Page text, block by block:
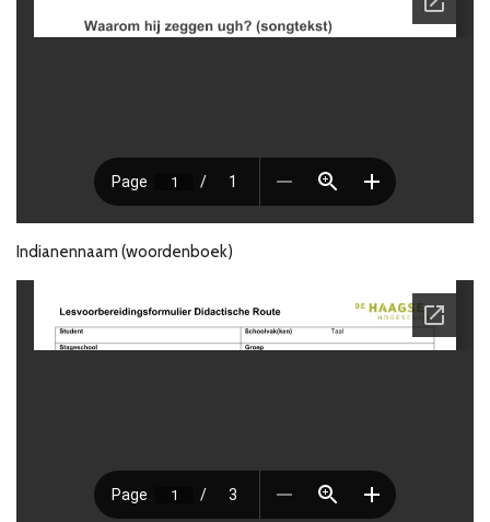
Indianennaam (woordenboek)